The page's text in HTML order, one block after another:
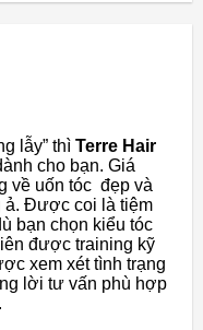
lẫy” thì Terre Hair
cho bạn. Giá
về uốn tóc đẹp và
ả. Được coi là tiệm
bạn chọn kiểu tóc
được training kỹ
xem xét tình trạng
lời tư vấn phù hợp